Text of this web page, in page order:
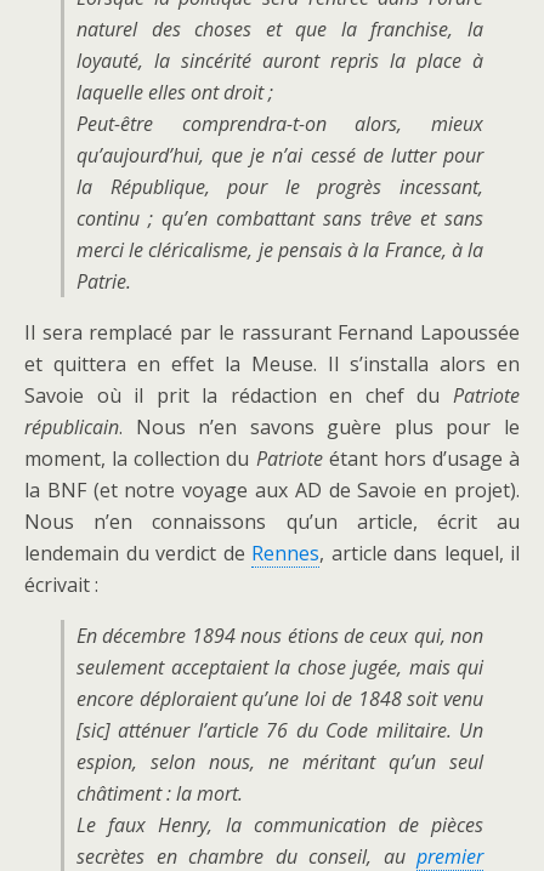
naturel des choses et que la franchise, la
loyauté, la sincérité auront repris la place à
laquelle elles ont droit ;
Peut-être comprendra-t-on alors, mieux
qu’aujourd’hui, que je n’ai cessé de lutter pour
la République, pour le progrès incessant,
continu ; qu’en combattant sans trêve et sans
merci le cléricalisme, je pensais à la France, à la
Patrie.
Il sera remplacé par le rassurant Fernand Lapoussée
et quittera en effet la Meuse. Il s’installa alors en
Savoie où il prit la rédaction en chef du Patriote
républicain. Nous n’en savons guère plus pour le
moment, la collection du Patrioteétant hors d’usage à
la BNF (et notre voyage aux AD de Savoie en projet).
Nous n’en connaissons qu’un article, écrit au
lendemain du verdict de Rennes, article dans lequel, il
écrivait :
En décembre 1894 nous étions de ceux qui, non
seulement acceptaient la chose jugée, mais qui
encore déploraient qu’une loi de 1848 soit venu
[sic] atténuer l’article 76 du Code militaire. Un
espion, selon nous, ne méritant qu’un seul
châtiment : la mort.
Le faux Henry, la communication de pièces
secrètes en chambre du conseil, au premier